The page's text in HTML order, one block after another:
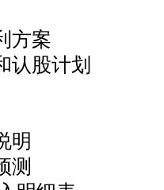
方案
股计划
明
测